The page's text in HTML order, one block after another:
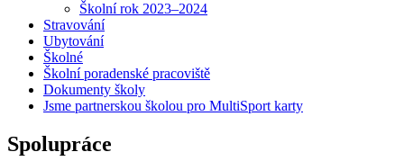
Školní rok 2023–2024
Stravování
Ubytování
Školné
Školní poradenské pracoviště
Dokumenty školy
Jsme partnerskou školou pro MultiSport karty
Spolupráce